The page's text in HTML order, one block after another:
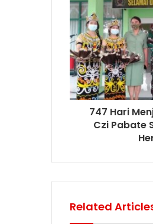
747 Hari
Czi Pabate
Related